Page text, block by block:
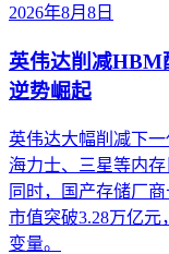
2026年8月8日
英伟达削减HBM
逆势崛起
英伟达大幅削减下
海力士、三星等内
同时，国产存储厂商
市值突破3.28万亿
变量。